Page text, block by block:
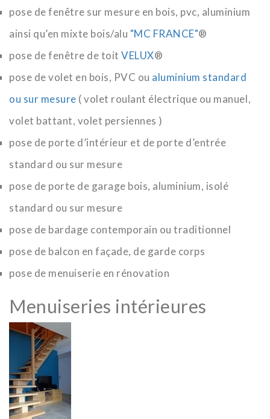
pose de fenêtre sur mesure en bois, pvc, aluminium
ainsi qu’en mixte bois/alu "MC FRANCE"®
pose de fenêtre de toitVELUX®
pose de volet en bois, PVC ou aluminium standard
ou sur mesure ( volet roulant électrique ou manuel,
volet battant, volet persiennes )
pose de porte d’intérieur et de porte d’entrée
standard ou sur mesure
pose de porte de garage bois, aluminium, isolé
standard ou sur mesure
pose de bardage contemporain ou traditionnel
pose de balcon en façade, de garde corps
pose de menuiserie en rénovation
Menuiseries intérieures